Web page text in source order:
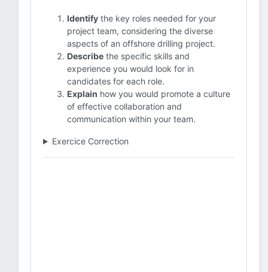
Identify the key roles needed for your
project team, considering the diverse
aspects of an offshore drilling project.
Describe the specific skills and
experience you would look for in
candidates for each role.
Explain how you would promote a culture
of effective collaboration and
communication within your team.
Exercice Correction